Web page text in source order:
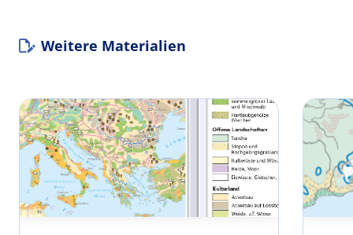
Weitere Materialien